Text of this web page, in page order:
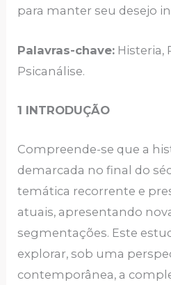
para manter seu desejo
Palavras-chave: Histeria,
Psicanálise.
1 INTRODUÇÃO
Compreende-se que a
demarcada no final do
temática recorrente e
atuais, apresentando
segmentações. Este
explorar, sob uma
contemporânea, a